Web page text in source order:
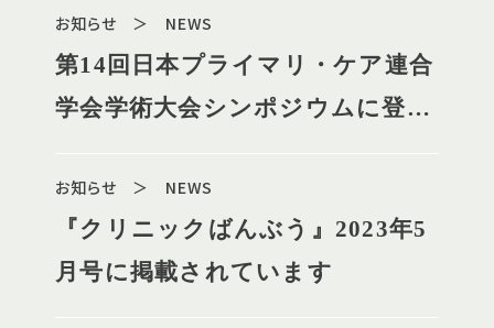
お知らせ ＞ NEWS
第14回日本プライマリ・ケア連合
学会学術大会シンポジウムに登壇
お知らせ ＞ NEWS
『クリニックばんぶう』2023年5
月号に掲載されています